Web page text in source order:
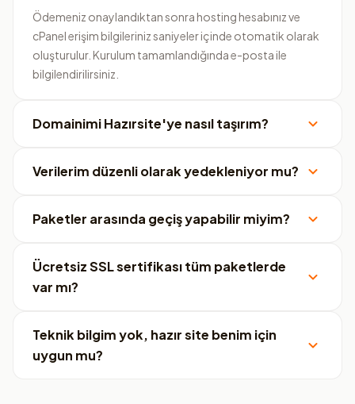
Ödemeniz onaylandıktan sonra hosting hesabınız ve
cPanel erişim bilgileriniz saniyeler içinde otomatik olarak
oluşturulur. Kurulum tamamlandığında e-posta ile
bilgilendirilirsiniz.
Domainimi Hazırsite'ye nasıl taşırım?
Verilerim düzenli olarak yedekleniyor mu?
Paketler arasında geçiş yapabilir miyim?
Ücretsiz SSL sertifikası tüm paketlerde
var mı?
Teknik bilgim yok, hazır site benim için
uygun mu?